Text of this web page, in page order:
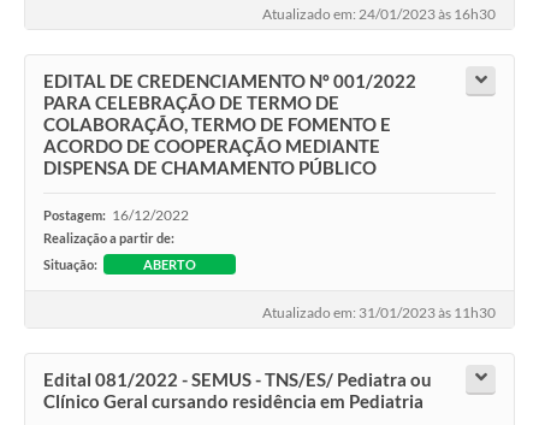
Atualizado em: 24/01/2023 às 16h30
EDITAL DE CREDENCIAMENTO Nº 001/2022
PARA CELEBRAÇÃO DE TERMO DE
COLABORAÇÃO, TERMO DE FOMENTO E
ACORDO DE COOPERAÇÃO MEDIANTE
DISPENSA DE CHAMAMENTO PÚBLICO
Postagem: 16/12/2022
Realização a partir de:
Situação:
ABERTO
Atualizado em: 31/01/2023 às 11h30
Edital 081/2022 - SEMUS - TNS/ES/ Pediatra ou
Clínico Geral cursando residência em Pediatria